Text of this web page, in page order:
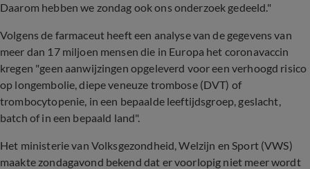
Daarom hebben we zondag ook ons onderzoek gedeeld."
Volgens de farmaceut heeft een analyse van de gegevens van
meer dan 17 miljoen mensen die in Europa het coronavaccin
kregen "geen aanwijzingen opgeleverd voor een verhoogd risico
op longembolie, diepe veneuze trombose (DVT) of
trombocytopenie, in een bepaalde leeftijdsgroep, geslacht,
batch of in een bepaald land".
Het ministerie van Volksgezondheid, Welzijn en Sport (VWS)
maakte zondagavond bekend dat er voorlopig niet meer wordt